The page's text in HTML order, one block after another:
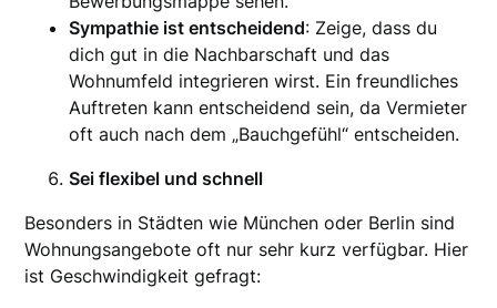
Sympathie ist entscheidend: Zeige, dass du
dich gut in die Nachbarschaft und das
Wohnumfeld integrieren wirst. Ein freundliches
Auftreten kann entscheidend sein, da Vermieter
oft auch nach dem „Bauchgefühl“ entscheiden.
Sei flexibel und schnell
Besonders in Städten wie München oder Berlin sind
Wohnungsangebote oft nur sehr kurz verfügbar. Hier
ist Geschwindigkeit gefragt: